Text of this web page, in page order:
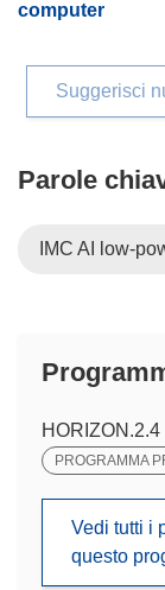
computer
Suggerisci
Parole
IMC AI low-
PROGRAMMA
Vedi tutti i
questo